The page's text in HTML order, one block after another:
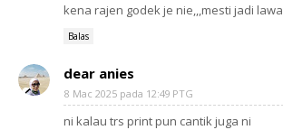
kena rajen godek je nie,,,mesti jadi lawa
Balas
dear anies
8 Mac 2025 pada 12:49 PTG
ni kalau trs print pun cantik juga ni